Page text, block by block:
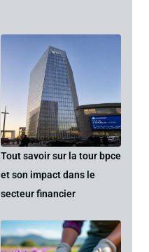
Tout savoir sur la tour bpce
et son impact dans le
secteur financier